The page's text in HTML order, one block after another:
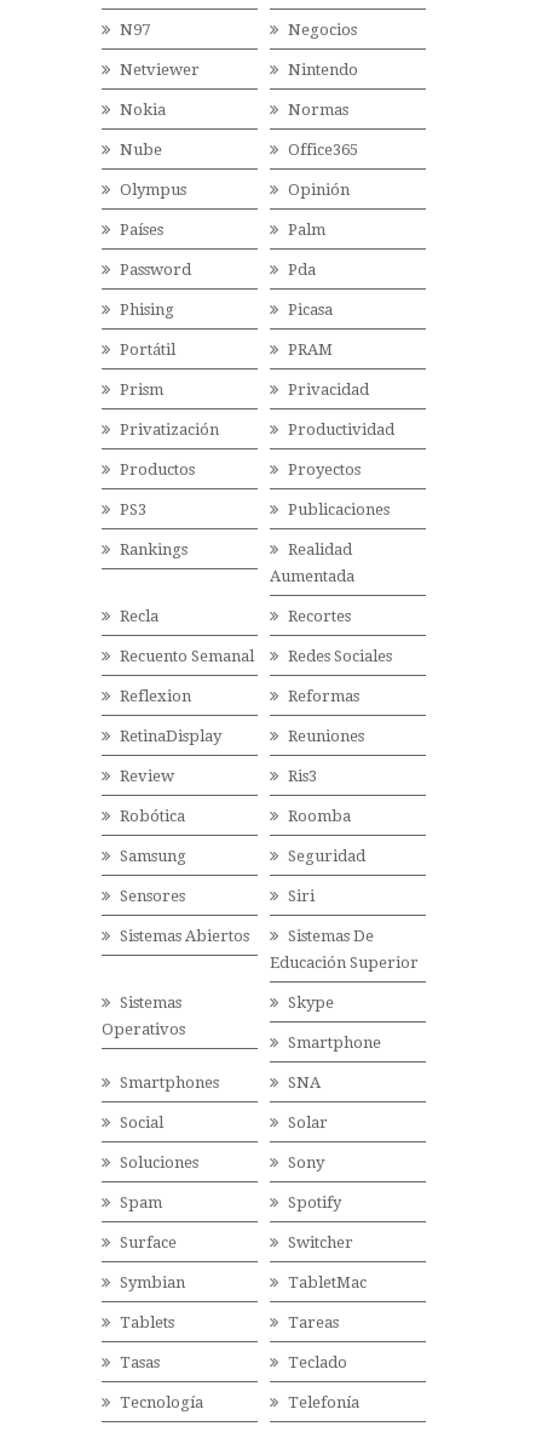
N97 Negocios
Netviewer Nintendo
Nokia Normas
Nube Office365
Olympus Opinión
Países Palm
Password Pda
Phising Picasa
Portátil PRAM
Prism Privacidad
Privatización Productividad
Productos Proyectos
PS3 Publicaciones
Rankings
Realidad
Aumentada
Recla Recortes
Recuento Semanal Redes Sociales
Reflexion Reformas
RetinaDisplay Reuniones
Review Ris3
Robótica Roomba
Samsung Seguridad
Sensores Siri
Sistemas Abiertos
Sistemas De
Educación Superior
Sistemas
Operativos
Skype
Smartphone
Smartphones SNA
Social Solar
Soluciones Sony
Spam Spotify
Surface Switcher
Symbian TabletMac
Tablets Tareas
Tasas Teclado
Tecnología Telefonía